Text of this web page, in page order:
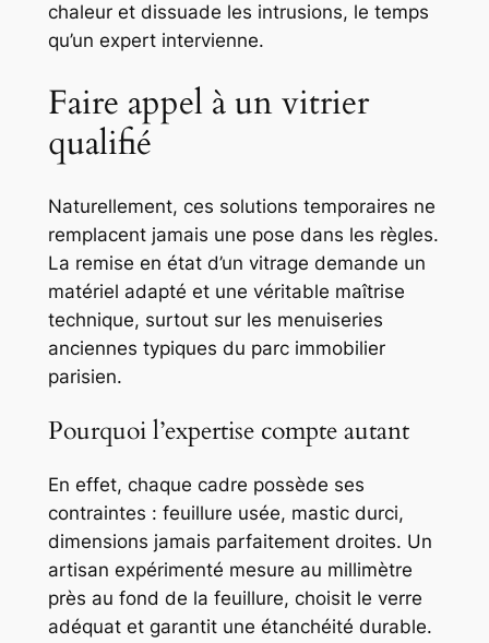
chaleur et dissuade les intrusions, le temps
qu’un expert intervienne.
Faire appel à un vitrier
qualifié
Naturellement, ces solutions temporaires ne
remplacent jamais une pose dans les règles.
La remise en état d’un vitrage demande un
matériel adapté et une véritable maîtrise
technique, surtout sur les menuiseries
anciennes typiques du parc immobilier
parisien.
Pourquoi l’expertise compte autant
En effet, chaque cadre possède ses
contraintes : feuillure usée, mastic durci,
dimensions jamais parfaitement droites. Un
artisan expérimenté mesure au millimètre
près au fond de la feuillure, choisit le verre
adéquat et garantit une étanchéité durable.